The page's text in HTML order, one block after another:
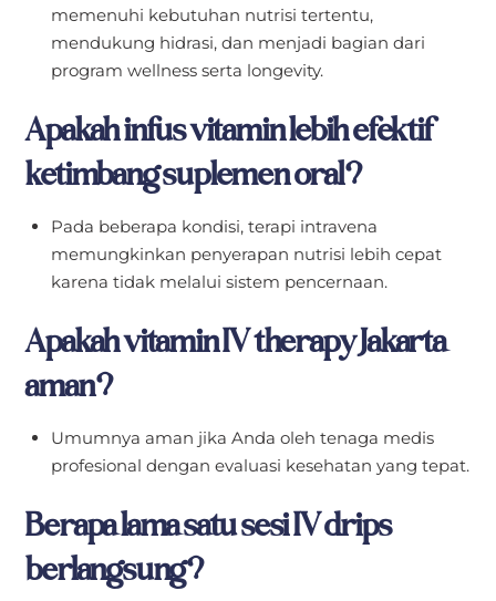
memenuhi kebutuhan nutrisi tertentu,
mendukung hidrasi, dan menjadi bagian dari
program wellness serta longevity.
Apakah infus vitamin lebih efektif
ketimbang suplemen oral?
Pada beberapa kondisi, terapi intravena
memungkinkan penyerapan nutrisi lebih cepat
karena tidak melalui sistem pencernaan.
Apakah vitamin IV therapy Jakarta
aman?
Umumnya aman jika Anda oleh tenaga medis
profesional dengan evaluasi kesehatan yang tepat.
Berapa lama satu sesi IV drips
berlangsung?